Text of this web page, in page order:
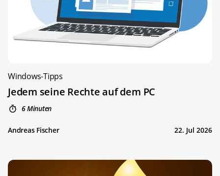
Windows-Tipps
Jedem seine Rechte auf dem PC
6 Minuten
Andreas Fischer 22. Jul 2026